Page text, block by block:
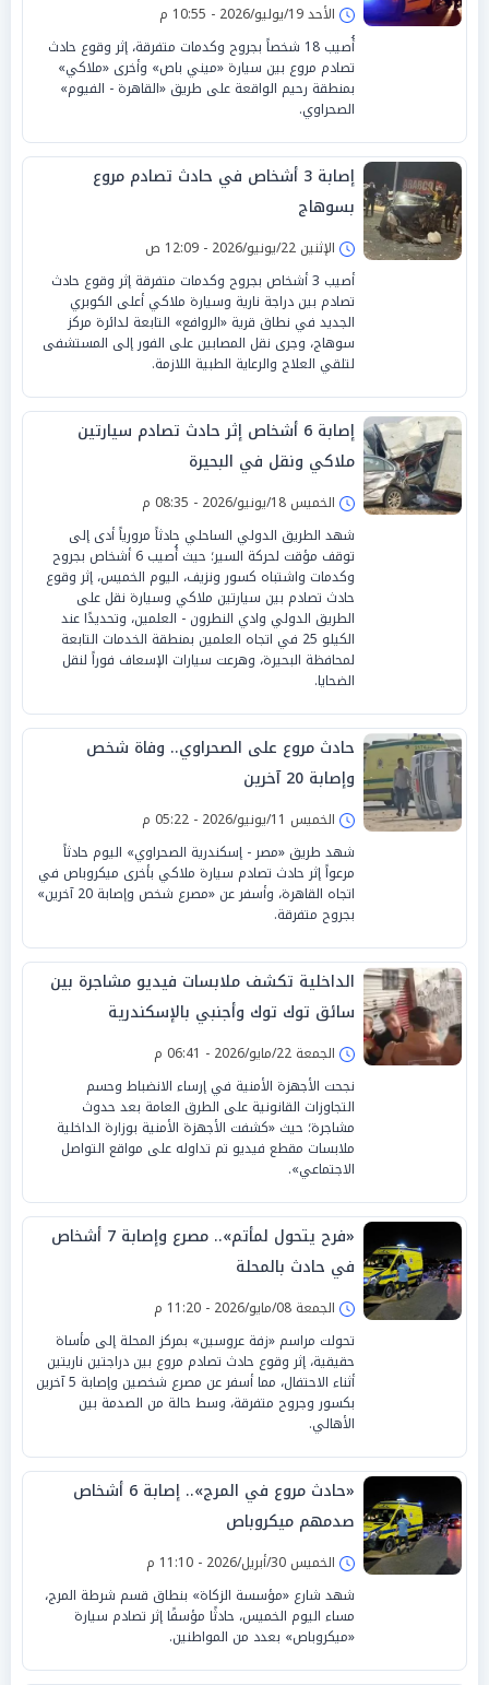
الأحد 19/يوليو/2026 - 10:55 م
أُصيب 18 شخصاً بجروح وكدمات متفرقة، إثر وقوع حادث
تصادم مروع بين سيارة «ميني باص» وأخرى «ملاكي»
بمنطقة رحيم الواقعة على طريق «القاهرة - الفيوم»
الصحراوي.
إصابة 3 أشخاص في حادث تصادم مروع
بسوهاج
الإثنين 22/يونيو/2026 - 12:09 ص
أصيب 3 أشخاص بجروح وكدمات متفرقة إثر وقوع حادث
تصادم بين دراجة نارية وسيارة ملاكي أعلى الكوبري
الجديد في نطاق قرية «الروافع» التابعة لدائرة مركز
سوهاج، وجرى نقل المصابين على الفور إلى المستشفى
لتلقي العلاج والرعاية الطبية اللازمة.
إصابة 6 أشخاص إثر حادث تصادم سيارتين
ملاكي ونقل في البحيرة
الخميس 18/يونيو/2026 - 08:35 م
شهد الطريق الدولي الساحلي حادثاً مرورياً أدى إلى
توقف مؤقت لحركة السير؛ حيث أُصيب 6 أشخاص بجروح
وكدمات واشتباه كسور ونزيف، اليوم الخميس، إثر وقوع
حادث تصادم بين سيارتين ملاكي وسيارة نقل على
الطريق الدولي وادي النطرون - العلمين، وتحديدًا عند
الكيلو 25 في اتجاه العلمين بمنطقة الخدمات التابعة
لمحافظة البحيرة، وهرعت سيارات الإسعاف فوراً لنقل
الضحايا.
حادث مروع على الصحراوي.. وفاة شخص
وإصابة 20 آخرين
الخميس 11/يونيو/2026 - 05:22 م
شهد طريق «مصر - إسكندرية الصحراوي» اليوم حادثاً
مرعواً إثر حادث تصادم سيارة ملاكي بأخرى ميكروباص في
اتجاه القاهرة، وأسفر عن «مصرع شخص وإصابة 20 آخرين»
بجروح متفرقة.
الداخلية تكشف ملابسات فيديو مشاجرة بين
سائق توك توك وأجنبي بالإسكندرية
الجمعة 22/مايو/2026 - 06:41 م
نجحت الأجهزة الأمنية في إرساء الانضباط وحسم
التجاوزات القانونية على الطرق العامة بعد حدوث
مشاجرة؛ حيث «كشفت الأجهزة الأمنية بوزارة الداخلية
ملابسات مقطع فيديو تم تداوله على مواقع التواصل
الاجتماعي».
«فرح يتحول لمأتم».. مصرع وإصابة 7 أشخاص
في حادث بالمحلة
الجمعة 08/مايو/2026 - 11:20 م
تحولت مراسم «زفة عروسين» بمركز المحلة إلى مأساة
حقيقية، إثر وقوع حادث تصادم مروع بين دراجتين ناريتين
أثناء الاحتفال، مما أسفر عن مصرع شخصين وإصابة 5 آخرين
بكسور وجروح متفرقة، وسط حالة من الصدمة بين
الأهالي.
«حادث مروع في المرج».. إصابة 6 أشخاص
صدمهم ميكروباص
الخميس 30/أبريل/2026 - 11:10 م
شهد شارع «مؤسسة الزكاة» بنطاق قسم شرطة المرج،
مساء اليوم الخميس، حادثًا مؤسفًا إثر تصادم سيارة
«ميكروباص» بعدد من المواطنين.